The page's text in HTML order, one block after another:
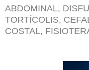
ABDOMINAL,
TORTÍCOLIS,
COSTAL,